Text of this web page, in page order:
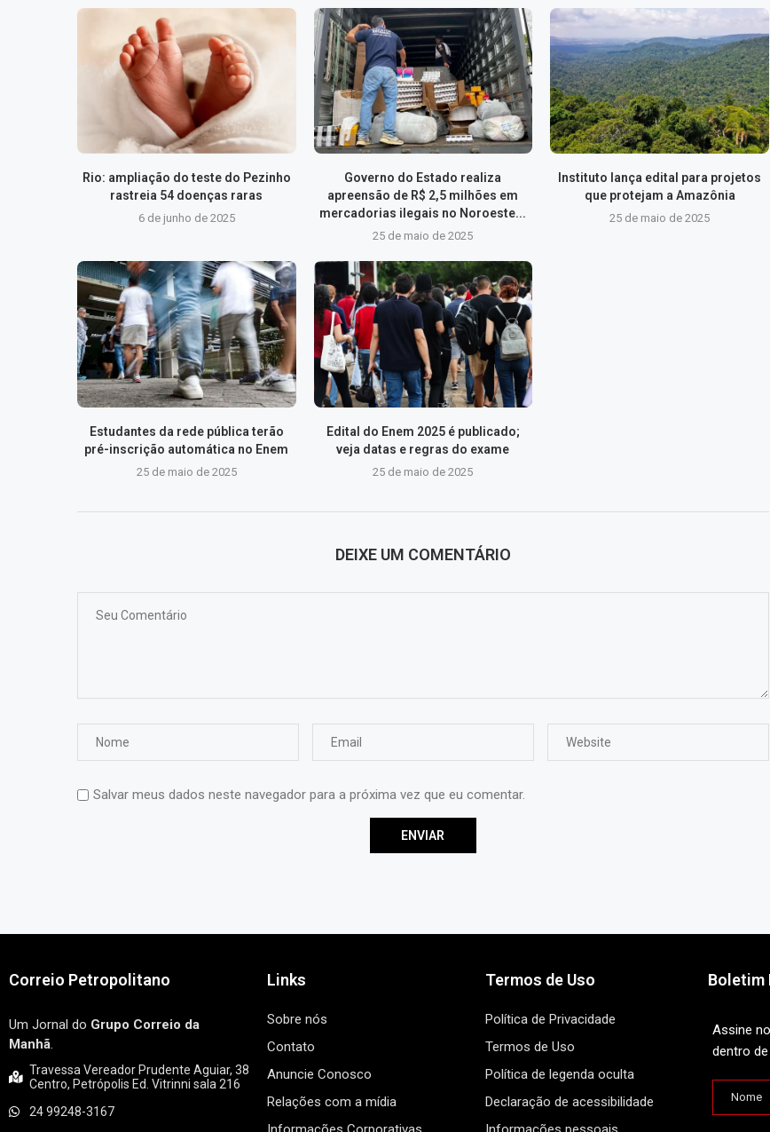
Rio: ampliação do teste do Pezinho
rastreia 54 doenças raras
6 de junho de 2025
Governo do Estado realiza
apreensão de R$ 2,5 milhões em
mercadorias ilegais no Noroeste...
25 de maio de 2025
Instituto lança edital para projetos
que protejam a Amazônia
25 de maio de 2025
Estudantes da rede pública terão
pré-inscrição automática no Enem
25 de maio de 2025
Edital do Enem 2025 é publicado;
veja datas e regras do exame
25 de maio de 2025
DEIXE UM COMENTÁRIO
Salvar meus dados neste navegador para a próxima vez que eu comentar.
Correio Petropolitano
Um Jornal do Grupo Correio da
Manhã.
Travessa Vereador Prudente Aguiar, 38
Centro, Petrópolis Ed. Vitrinni sala 216
24 99248-3167
Links
Sobre nós
Contato
Anuncie Conosco
Relações com a mídia
Termos de Uso
Política de Privacidade
Termos de Uso
Política de legenda oculta
Declaração de acessibilidade
Boletim
Assine
dentro